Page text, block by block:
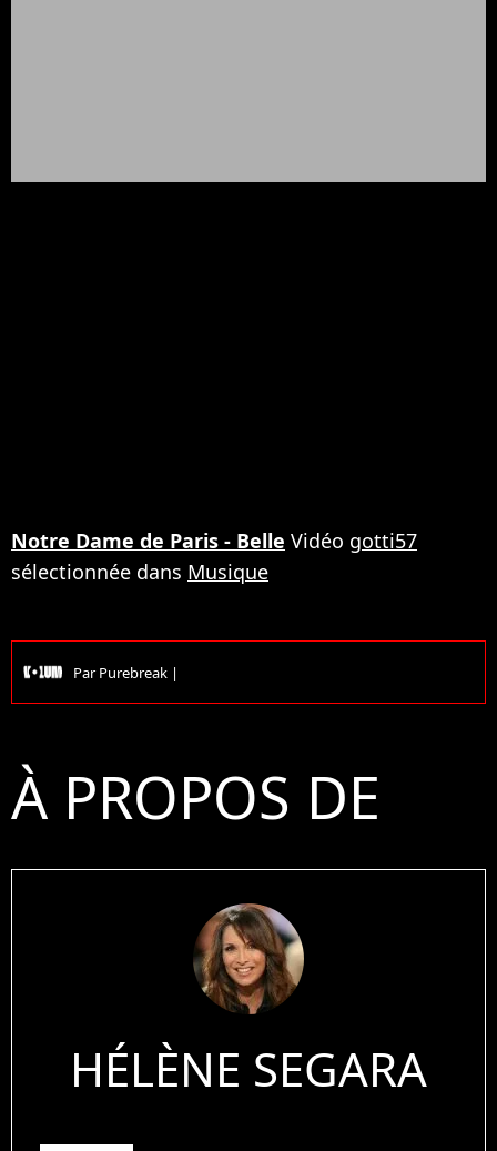
Notre Dame de Paris - Belle Vidéo gotti57
sélectionnée dans Musique
ParPurebreak |
À PROPOS DE
HÉLÈNE SEGARA